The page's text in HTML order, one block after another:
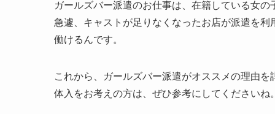
ガールズバー派遣のお仕事は、在籍している女の
急遽、キャストが足りなくなったお店が派遣を利
働けるんです。
これから、ガールズバー派遣がオススメの理由を
体入をお考えの方は、ぜひ参考にしてくださいね